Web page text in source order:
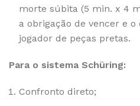
morte súbita (5 min. x 4
a obrigação de vencer e
jogador de peças pretas.
Para o sistema Schüring:
Confronto direto;